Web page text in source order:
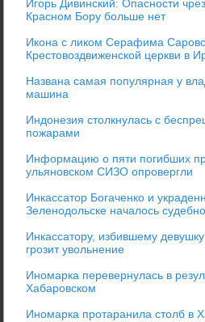
Игорь Дивинский: Опасности
Красном Бору больше нет
Икона с ликом Серафима
Крестовоздвиженской церкви в
Названа самая популярная у
машина
Индонезия столкнулась с
пожарами
Информацию о пяти погибших
ульяновском СИЗО опровергли
Инкассатор Богаченко и
Зеленодольске началось
Инкассатору, избившему
грозит увольнение
Иномарка перевернулась в
Хабаровском
Иномарка протаранила столб в